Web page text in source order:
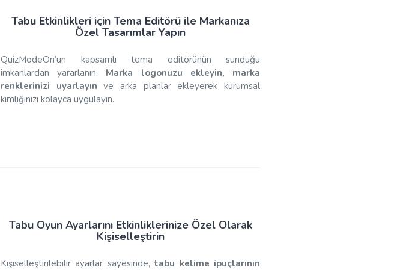
Tabu Etkinlikleri için Tema Editörü ile Markanıza
Özel Tasarımlar Yapın
QuizModeOn’un kapsamlı tema editörünün sunduğu
imkanlardan yararlanın. Marka logonuzu ekleyin, marka
renklerinizi uyarlayın ve arka planlar ekleyerek kurumsal
kimliğinizi kolayca uygulayın.
Tabu Oyun Ayarlarını Etkinliklerinize Özel Olarak
Kişiselleştirin
Kişiselleştirilebilir ayarlar sayesinde,tabu kelime ipuçlarının